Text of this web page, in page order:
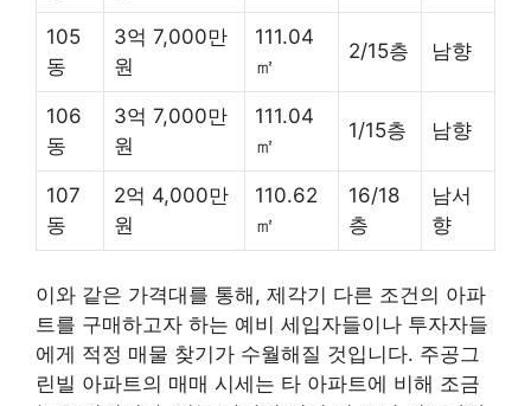
105
동
3억 7,000만
원
111.04
㎡
2/15층 남향
106
동
3억 7,000만
원
111.04
㎡
1/15층 남향
107
동
2억 4,000만
원
110.62
㎡
16/18
층
남서
향
이와 같은 가격대를 통해, 제각기 다른 조건의 아파
트를 구매하고자 하는 예비 세입자들이나 투자자들
에게 적정 매물 찾기가 수월해질 것입니다. 주공그
린빌 아파트의 매매 시세는 타 아파트에 비해 조금